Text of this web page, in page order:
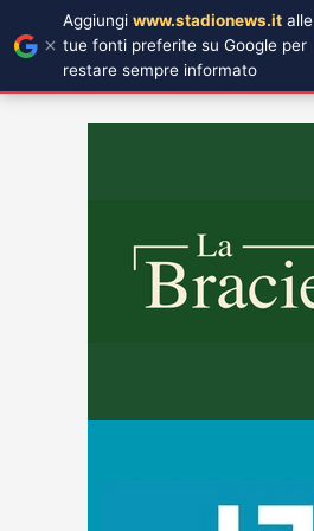
Aggiungi www.stadionews.it alle
tue fonti preferite su Google per
restare sempre informato